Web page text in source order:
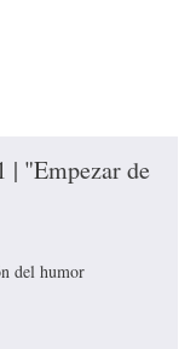
| "Empezar de
del humor